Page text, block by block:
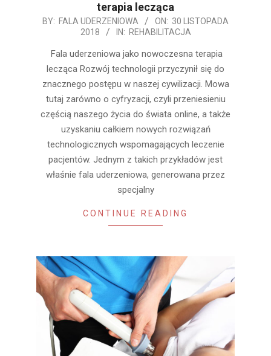
terapia lecząca
2018-
BY: FALA UDERZENIOWA ON: 30 LISTOPADA
2018
IN: REHABILITACJA
Fala uderzeniowa jako nowoczesna terapia
lecząca Rozwój technologii przyczynił się do
znacznego postępu w naszej cywilizacji. Mowa
tutaj zarówno o cyfryzacji, czyli przeniesieniu
częścią naszego życia do świata online, a także
uzyskaniu całkiem nowych rozwiązań
technologicznych wspomagających leczenie
pacjentów. Jednym z takich przykładów jest
właśnie fala uderzeniowa, generowana przez
specjalny
CONTINUE READING